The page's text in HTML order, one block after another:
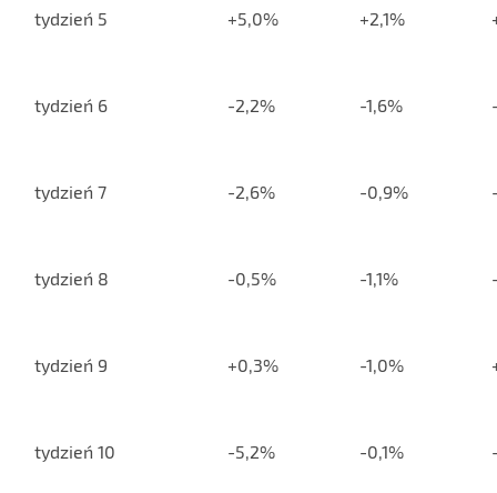
tydzień 5 +5,0% +2,1%
tydzień 6 -2,2% -1,6%
tydzień 7 -2,6% -0,9%
tydzień 8 -0,5% -1,1%
tydzień 9 +0,3% -1,0%
tydzień 10 -5,2% -0,1%